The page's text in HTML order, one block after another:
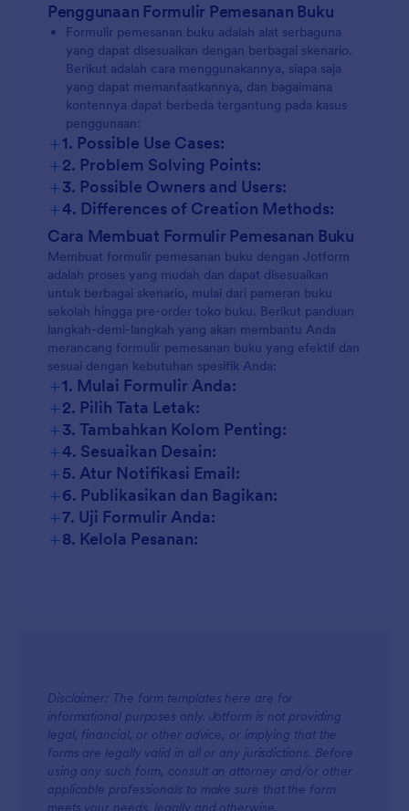
Penggunaan Formulir Pemesanan Buku
Formulir pemesanan buku adalah alat serbaguna
yang dapat disesuaikan dengan berbagai skenario.
Berikut adalah cara menggunakannya, siapa saja
yang dapat memanfaatkannya, dan bagaimana
kontennya dapat berbeda tergantung pada kasus
penggunaan:
+1. Possible Use Cases:
+2. Problem Solving Points:
+3. Possible Owners and Users:
+4. Differences of Creation Methods:
Cara Membuat Formulir Pemesanan Buku
Membuat formulir pemesanan buku dengan Jotform
adalah proses yang mudah dan dapat disesuaikan
untuk berbagai skenario, mulai dari pameran buku
sekolah hingga pre-order toko buku. Berikut panduan
langkah-demi-langkah yang akan membantu Anda
merancang formulir pemesanan buku yang efektif dan
sesuai dengan kebutuhan spesifik Anda:
+1. Mulai Formulir Anda:
+2. Pilih Tata Letak:
+3. Tambahkan Kolom Penting:
+4. Sesuaikan Desain:
+5. Atur Notifikasi Email:
+6. Publikasikan dan Bagikan:
+7. Uji Formulir Anda:
+8. Kelola Pesanan:
Disclaimer: The form templates here are for
informational purposes only. Jotform is not providing
legal, financial, or other advice, or implying that the
forms are legally valid in all or any jurisdictions. Before
using any such form, consult an attorney and/or other
applicable professionals to make sure that the form
meets your needs, legally and otherwise.